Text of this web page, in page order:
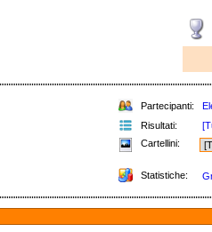
Partecipanti:
Risultati:
Cartellini:
Statistiche: